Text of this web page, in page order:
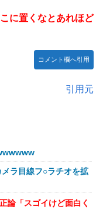
に置くなとあれほど
コメント欄へ引用
引用元
メラ目線フ○ラチオを拡
論「スゴイけど面白く